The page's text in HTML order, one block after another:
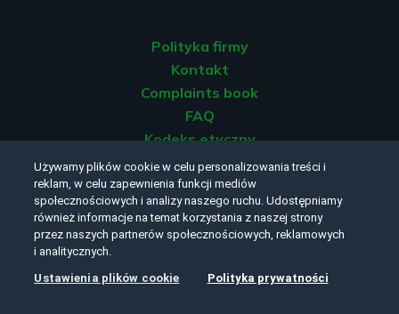
Polityka firmy
Kontakt
Complaints book
FAQ
Kodeks etyczny
Zobacz nasząPolitykę Prywatnościoraz Politykę Cookies
Obserwuj nas:
Używamy plików cookie w celu personalizowania treści i
reklam, w celu zapewnienia funkcji mediów
społecznościowych i analizy naszego ruchu. Udostępniamy
również informacje na temat korzystania z naszej strony
przez naszych partnerów społecznościowych, reklamowych
i analitycznych.
Ustawienia plików cookie
Polityka prywatności